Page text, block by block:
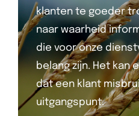
klanten te goeder
naar waarheid
die voor onze
belang zijn. Het kan
dat een klant
uitgangspunt.